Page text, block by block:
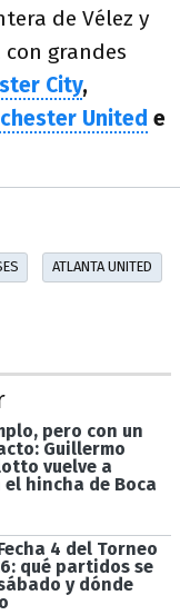
de Vélez y
grandes
City,
United e
ATLANTA UNITED
pero con un
Guillermo
vuelve a
el hincha de Boca
4 del Torneo
qué partidos se
y dónde